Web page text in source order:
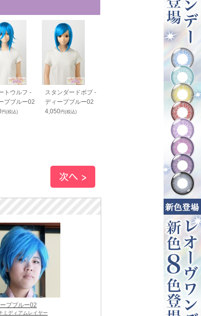
トウルフ -
プブルー02
円(税込)
スタンダードボブ -
ディープブルー02
4,050円(税込)
毛束60cm -
プブルー02
1,200円(税込)
プブルー02
ミディアムレイヤー